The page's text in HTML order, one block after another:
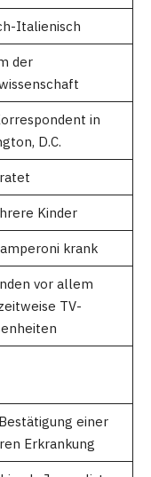
Italienisch
der
in
D.C.
Kinder
krank
vor allem
TV-
einer
Erkrankung